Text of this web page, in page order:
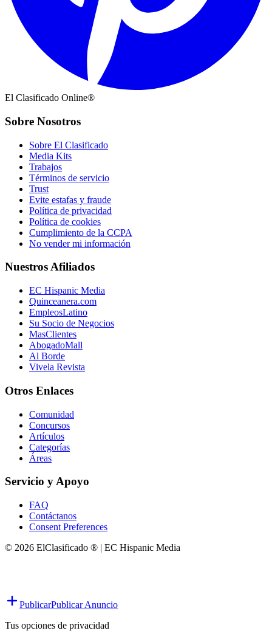
El Clasificado Online®
Sobre Nosotros
Sobre El Clasificado
Media Kits
Trabajos
Términos de servicio
Trust
Evite estafas y fraude
Política de privacidad
Política de cookies
Cumplimiento de la CCPA
No vender mi información
Nuestros Afiliados
EC Hispanic Media
Quinceanera.com
EmpleosLatino
Su Socio de Negocios
MasClientes
AbogadoMall
Al Borde
Vivela Revista
Otros Enlaces
Comunidad
Concursos
Artículos
Categorías
Áreas
Servicio y Apoyo
FAQ
Contáctanos
Consent Preferences
© 2026 ElClasificado ® | EC Hispanic Media
PublicarPublicar Anuncio
Tus opciones de privacidad